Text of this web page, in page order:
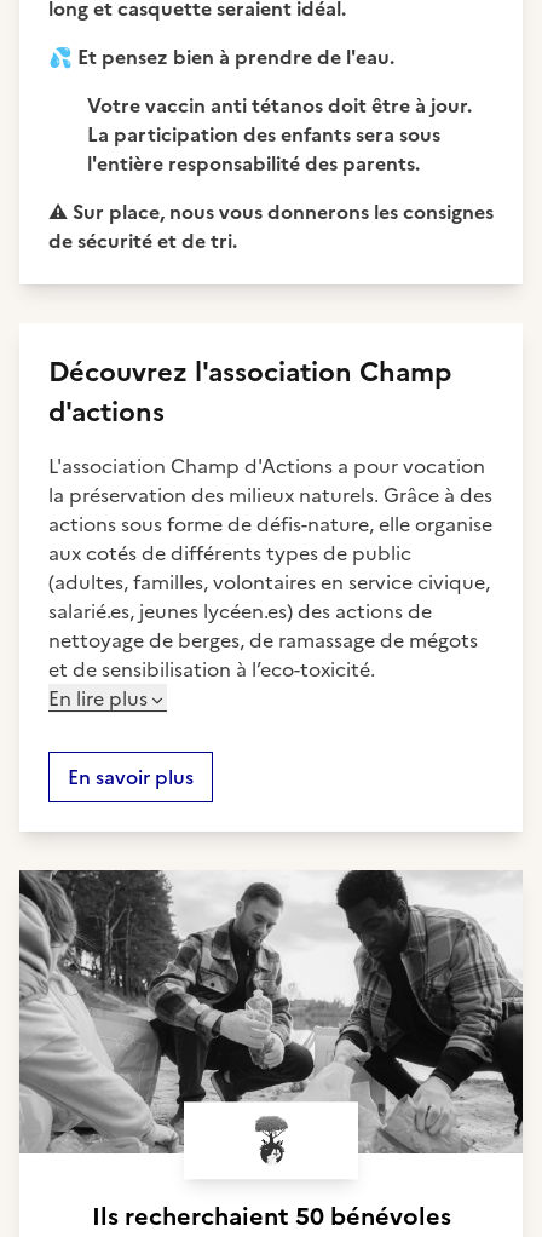
long et casquette seraient idéal.
💦 Et pensez bien à prendre de l'eau.
Votre vaccin anti tétanos doit être à jour.
La participation des enfants sera sous
l'entière responsabilité des parents.
⚠️ Sur place, nous vous donnerons les consignes
de sécurité et de tri.
Découvrez l'association Champ
d'actions
L'association Champ d'Actions a pour vocation
la préservation des milieux naturels. Grâce à des
actions sous forme de défis-nature, elle organise
aux cotés de différents types de public
(adultes, familles, volontaires en service civique,
salarié.es, jeunes lycéen.es) des actions de
nettoyage de berges, de ramassage de mégots
et de sensibilisation à l’eco-toxicité.
En lire plus
En savoir plus
Ils recherchaient 50 bénévoles